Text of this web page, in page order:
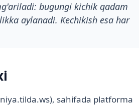
bugungi kichik qadam
aylanadi. Kechikish esa har
sahifada platforma